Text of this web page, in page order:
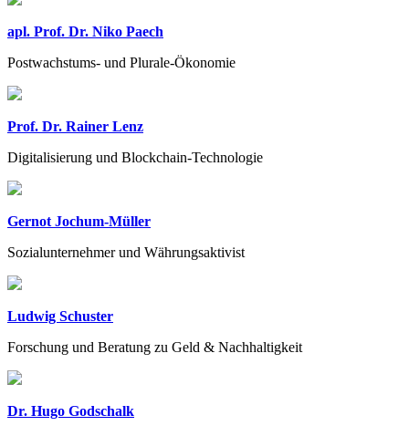
apl. Prof. Dr. Niko Paech
Postwachstums- und Plurale-Ökonomie
Prof. Dr. Rainer Lenz
Digitalisierung und Blockchain-Technologie
Gernot Jochum-Müller
Sozialunternehmer und Währungsaktivist
Ludwig Schuster
Forschung und Beratung zu Geld & Nachhaltigkeit
Dr. Hugo Godschalk